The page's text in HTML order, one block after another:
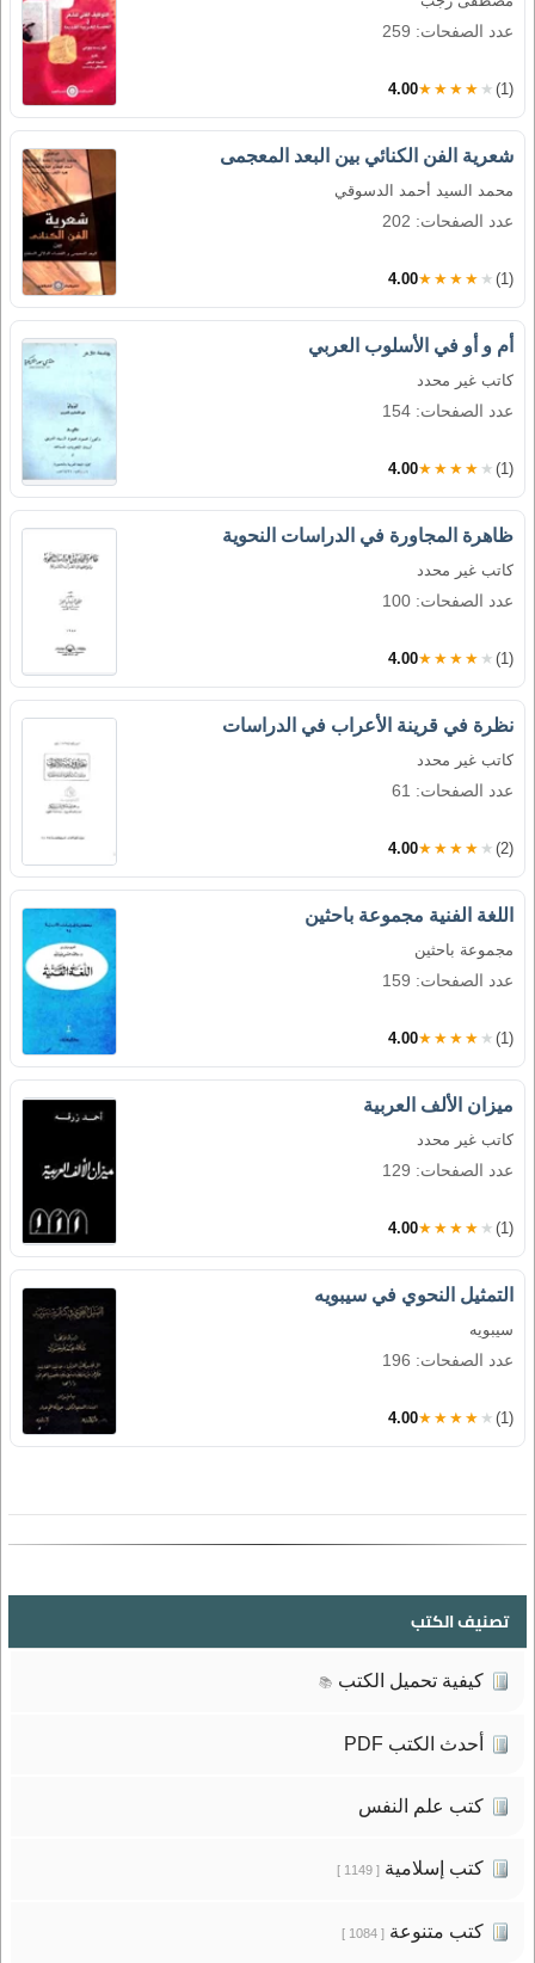
عدد الصفحات: 259
4.00★★★★★ (1)
شعرية الفن الكنائي بين البعد المعجمى
محمد السيد أحمد الدسوقي
عدد الصفحات: 202
4.00★★★★★ (1)
أم و أو في الأسلوب العربي
كاتب غير محدد
عدد الصفحات: 154
4.00★★★★★ (1)
ظاهرة المجاورة في الدراسات النحوية
كاتب غير محدد
عدد الصفحات: 100
4.00★★★★★ (1)
نظرة في قرينة الأعراب في الدراسات
كاتب غير محدد
عدد الصفحات: 61
4.00★★★★★ (2)
اللغة الفنية مجموعة باحثين
مجموعة باحثين
عدد الصفحات: 159
4.00★★★★★ (1)
ميزان الألف العربية
كاتب غير محدد
عدد الصفحات: 129
4.00★★★★★ (1)
التمثيل النحوي في سيبويه
سيبويه
عدد الصفحات: 196
4.00★★★★★ (1)
تصنيف الكتب
كيفية تحميل الكتب 📚
أحدث الكتب PDF
كتب علم النفس
كتب إسلامية[ 1149 ]
كتب متنوعة[ 1084 ]